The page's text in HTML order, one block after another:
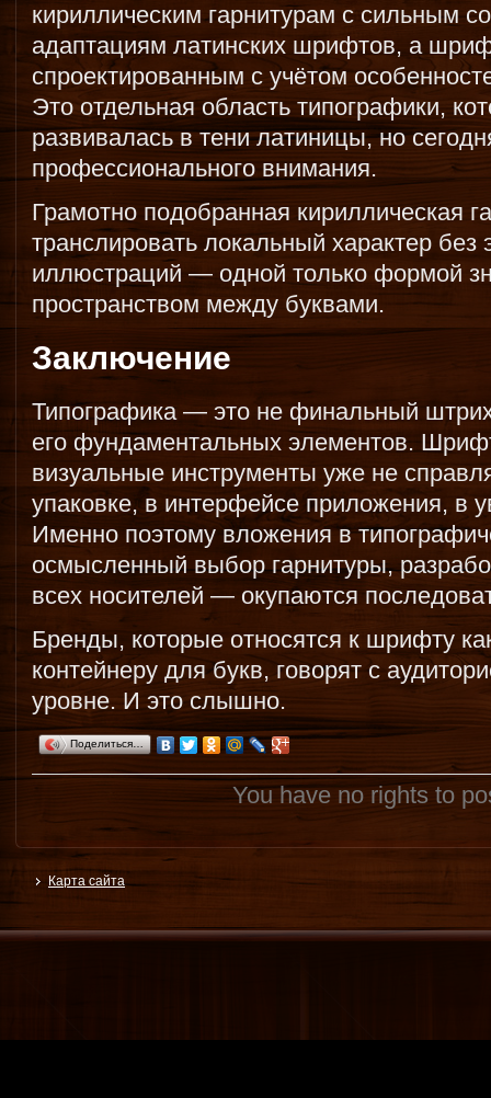
кириллическим гарнитурам с сильным
адаптациям латинских шрифтов, а
спроектированным с учётом
Это отдельная область типографики,
развивалась в тени латиницы, но
профессионального внимания.
Грамотно подобранная кириллическая
транслировать локальный характер без
иллюстраций — одной только формой
пространством между буквами.
Заключение
Типографика — это не финальный
его фундаментальных элементов.
визуальные инструменты уже не
упаковке, в интерфейсе приложения, в
Именно поэтому вложения в
осмысленный выбор гарнитуры,
всех носителей — окупаются
Бренды, которые относятся к шрифту
контейнеру для букв, говорят с
уровне. И это слышно.
Поделиться…
You have no rights to
Карта сайта